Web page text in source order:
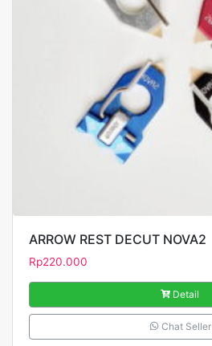
ARROW REST DECUT NOVA2
Rp220.000
Detail
Chat Seller